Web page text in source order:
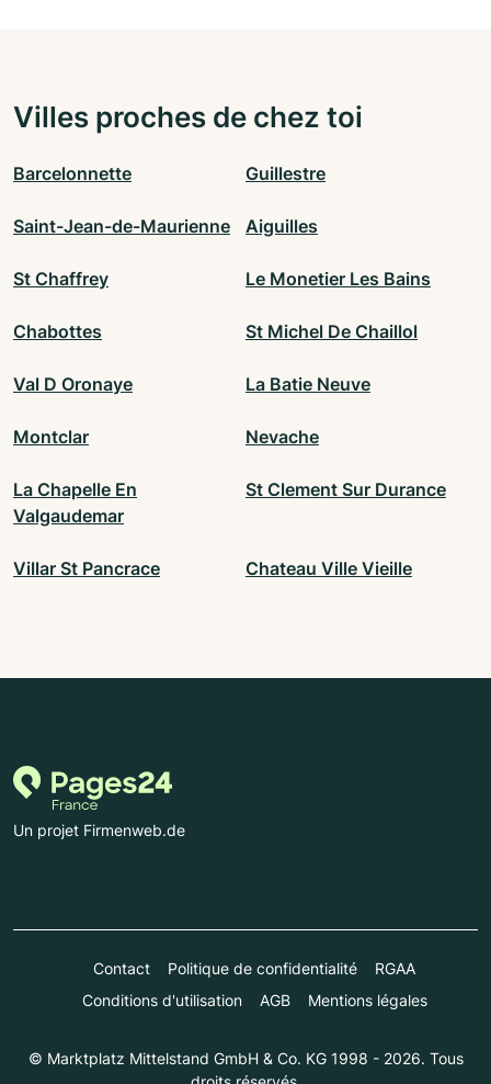
Villes proches de chez toi
Barcelonnette Guillestre
Saint-Jean-de-Maurienne Aiguilles
St Chaffrey Le Monetier Les Bains
Chabottes St Michel De Chaillol
Val D Oronaye La Batie Neuve
Montclar Nevache
La Chapelle En
Valgaudemar
St Clement Sur Durance
Villar St Pancrace Chateau Ville Vieille
Un projet Firmenweb.de
Contact Politique de confidentialité
RGAA
Conditions d'utilisation
AGB Mentions légales
© Marktplatz Mittelstand GmbH & Co. KG 1998 - 2026. Tous